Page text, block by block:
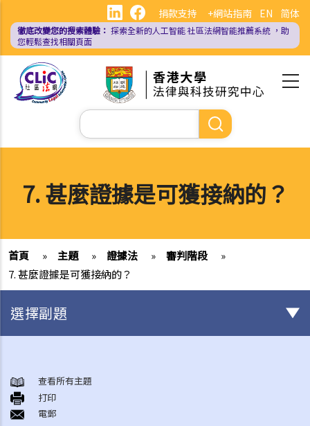
內
EN 简体
捐款支持 +網站指南
徹底改變您的搜索體驗： 探索全新的人工智能社區法網智能推薦系統 ，助
您輕鬆查找相關頁面
Search
7. 甚麼證據是可獲接納的？
首頁 » 主題 » 證據法 » 審判階段
»
7. 甚麼證據是可獲接納的？
選擇副題
1. 在被逮捕時和警誡會面期間，我有甚麼權利可以保護自己？
2. 我是否必須回答警方的詢問？
3. 《查問疑犯及錄取口供的規則及指示》
查看所有主題
打印
電郵